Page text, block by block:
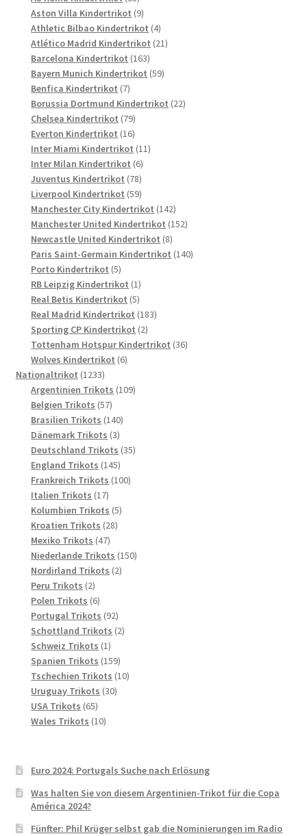
Produkte
Aston Villa Kindertrikot 99
Produkte
Athletic Bilbao Kindertrikot 44
Produkte
Atlético Madrid Kindertrikot 2121
Barcelona Kindertrikot 163163
Produkte
Bayern Munich Kindertrikot 5959
Benfica Kindertrikot 77
Produkte
Borussia Dortmund Kindertrikot 2222
Chelsea Kindertrikot 7979
Produkte
Everton Kindertrikot 1616
Produkte
Inter Miami Kindertrikot 1111
Inter Milan Kindertrikot 66
Produkte
Juventus Kindertrikot 7878
Produkte
Liverpool Kindertrikot 5959
Produkte
Manchester City Kindertrikot 142142
Produkte
Manchester United Kindertrikot 152152
Newcastle United Kindertrikot 88
Produkte
Paris Saint-Germain Kindertrikot 140140
Porto Kindertrikot 55
Produkte
RB Leipzig Kindertrikot 11
Produkt
Real Betis Kindertrikot 55
Produkte
Real Madrid Kindertrikot 183183
Sporting CP Kindertrikot 22
Produkte
Tottenham Hotspur Kindertrikot 3636
Wolves Kindertrikot 66
Nationaltrikot 12331233
Produkte
Argentinien Trikots 109109
Belgien Trikots 5757
Produkte
Brasilien Trikots 140140
Dänemark Trikots 33
Produkte
Deutschland Trikots 3535
England Trikots 145145
Produkte
Frankreich Trikots 100100
Italien Trikots 1717
Produkte
Kolumbien Trikots 55
Kroatien Trikots 2828
Mexiko Trikots 4747
Produkte
Niederlande Trikots 150150
Nordirland Trikots 22
Peru Trikots 22
Produkte
Polen Trikots 66
Produkte
Portugal Trikots 9292
Produkte
Schottland Trikots 22
Schweiz Trikots 11
Produkt
Spanien Trikots 159159
Produkte
Tschechien Trikots 1010
Uruguay Trikots 3030
USA Trikots 6565
Produkte
Wales Trikots 1010
Euro 2024: Portugals Suche nach Erlösung
Was halten Sie von diesem Argentinien-Trikot für die Copa
América 2024?
Fünfter: Phil Krüger selbst gab die Nominierungen im Radio